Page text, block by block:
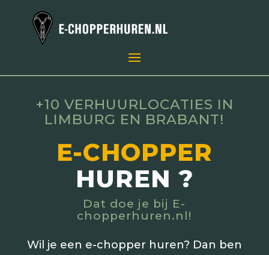
+10 VERHUURLOCATIES IN
LIMBURG EN BRABANT!
E-CHOPPER
HUREN ?
Dat doe je bij E-
chopperhuren.nl!
Wil je een e-chopper huren? Dan ben